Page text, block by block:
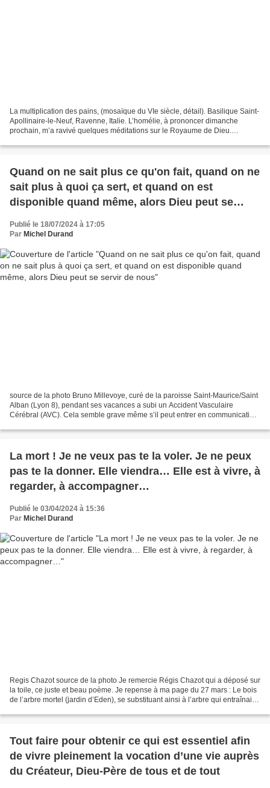
La multiplication des pains, (mosaïque du VIe siècle, détail). Basilique Saint-
Apollinaire-le-Neuf, Ravenne, Italie. L’homélie, à prononcer dimanche
prochain, m’a ravivé quelques méditations sur le Royaume de Dieu.
Quand on ne sait plus ce qu'on fait, quand on ne
sait plus à quoi ça sert, et quand on est
disponible quand même, alors Dieu peut se
Publié le 18/07/2024 à 17:05
Par Michel Durand
source de la photo Bruno Millevoye, curé de la paroisse Saint-Maurice/Saint
Alban (Lyon 8), pendant ses vacances a subi un Accident Vasculaire
Cérébral (AVC). Cela semble grave même s’il peut entrer en communication,
La mort ! Je ne veux pas te la voler. Je ne peux
pas te la donner. Elle viendra… Elle est à vivre, à
regarder, à accompagner…
Publié le 03/04/2024 à 15:36
Par Michel Durand
Regis Chazot source de la photo Je remercie Régis Chazot qui a déposé sur
la toile, ce juste et beau poème. Je repense à ma page du 27 mars : Le bois
de l’arbre mortel (jardin d’Eden), se substituant ainsi à l’arbre qui entraînait
Tout faire pour obtenir ce qui est essentiel afin
de vivre pleinement la vocation d’une vie auprès
du Créateur, Dieu-Père de tous et de tout